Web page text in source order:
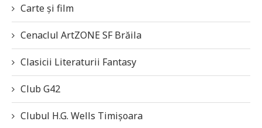
Carte și film
Cenaclul ArtZONE SF Brăila
Clasicii Literaturii Fantasy
Club G42
Clubul H.G. Wells Timișoara